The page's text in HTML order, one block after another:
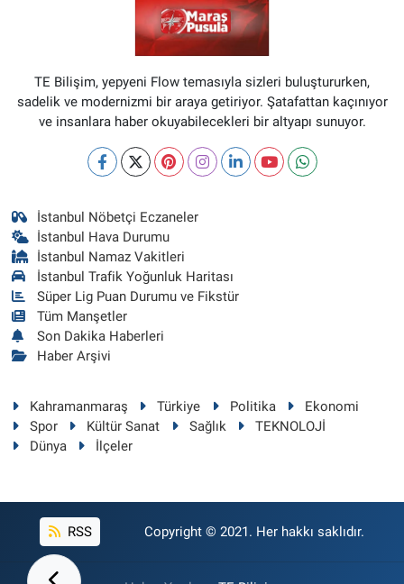
TE Bilişim, yepyeni Flow temasıyla sizleri buluştururken,
sadelik ve modernizmi bir araya getiriyor. Şatafattan kaçınıyor
ve insanlara haber okuyabilecekleri bir altyapı sunuyor.
İstanbul Nöbetçi Eczaneler
İstanbul Hava Durumu
İstanbul Namaz Vakitleri
İstanbul Trafik Yoğunluk Haritası
Süper Lig Puan Durumu ve Fikstür
Tüm Manşetler
Son Dakika Haberleri
Haber Arşivi
Kahramanmaraş Türkiye Politika
Ekonomi
Spor
Kültür Sanat Sağlık
TEKNOLOJİ
Dünya
İlçeler
RSS Copyright © 2021. Her hakkı saklıdır.